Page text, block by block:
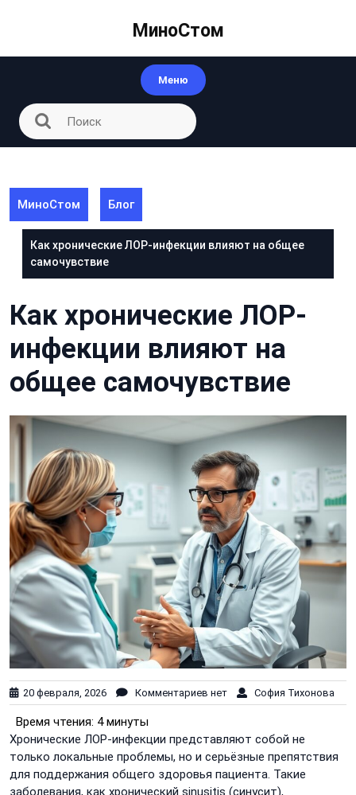
МиноСтом
Меню
МиноСтом Блог
Как хронические ЛОР-инфекции влияют на общее
самочувствие
Как хронические ЛОР-
инфекции влияют на
общее самочувствие
20 февраля, 2026 Комментариев нет София Тихонова
Время чтения: 4 минуты
Хронические ЛОР-инфекции представляют собой не
только локальные проблемы, но и серьёзные препятствия
для поддержания общего здоровья пациента. Такие
заболевания, как хронический sinusitis (синусит),